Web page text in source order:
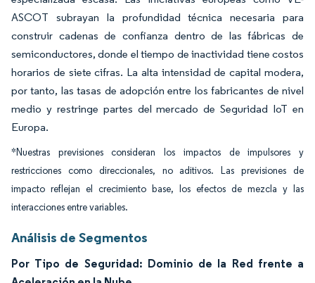
ASCOT subrayan la profundidad técnica necesaria para
construir cadenas de confianza dentro de las fábricas de
semiconductores, donde el tiempo de inactividad tiene costos
horarios de siete cifras. La alta intensidad de capital modera,
por tanto, las tasas de adopción entre los fabricantes de nivel
medio y restringe partes del mercado de Seguridad IoT en
Europa.
*Nuestras previsiones consideran los impactos de impulsores y
restricciones como direccionales, no aditivos. Las previsiones de
impacto reflejan el crecimiento base, los efectos de mezcla y las
interacciones entre variables.
Análisis de Segmentos
Por Tipo de Seguridad: Dominio de la Red frente a